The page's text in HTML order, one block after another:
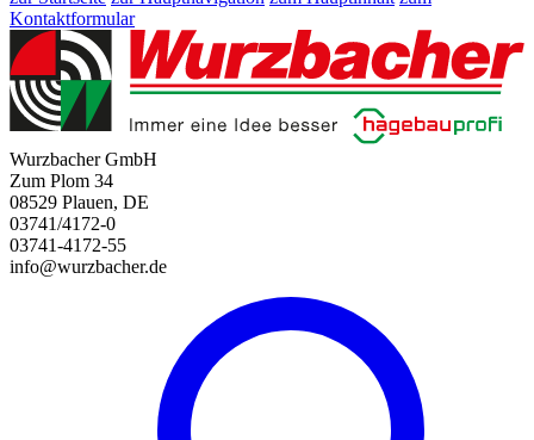
Kontaktformular
Wurzbacher GmbH
Zum Plom 34
08529 Plauen, DE
03741/4172-0
03741-4172-55
info@wurzbacher.de